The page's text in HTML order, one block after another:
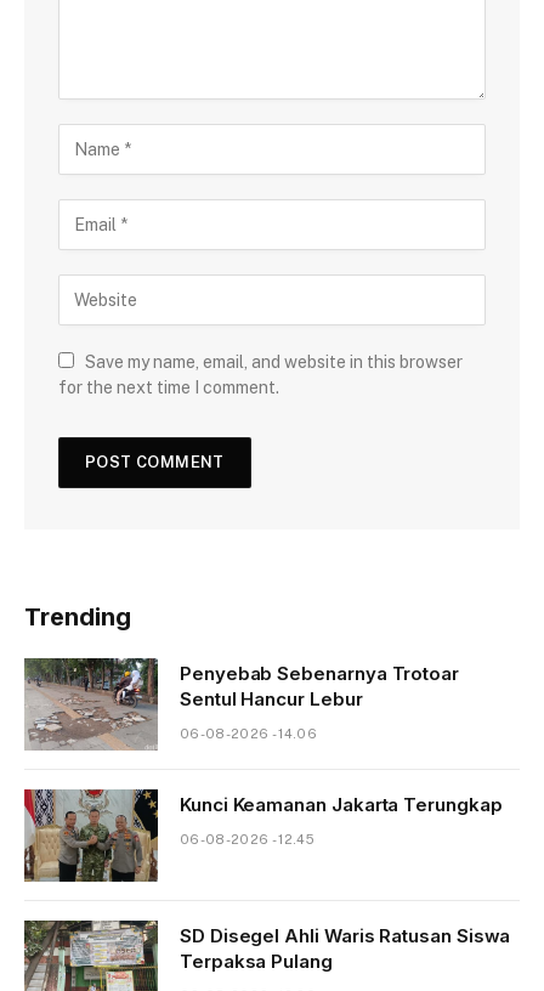
Save my name, email, and website in this browser
for the next time I comment.
Trending
Penyebab Sebenarnya Trotoar
Sentul Hancur Lebur
06-08-2026 - 14.06
Kunci Keamanan Jakarta Terungkap
06-08-2026 - 12.45
SD Disegel Ahli Waris Ratusan Siswa
Terpaksa Pulang